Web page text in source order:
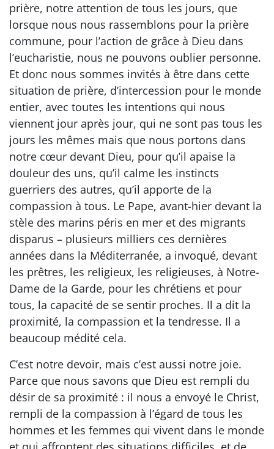
prière, notre attention de tous les jours, que
lorsque nous nous rassemblons pour la prière
commune, pour l’action de grâce à Dieu dans
l’eucharistie, nous ne pouvons oublier personne.
Et donc nous sommes invités à être dans cette
situation de prière, d’intercession pour le monde
entier, avec toutes les intentions qui nous
viennent jour après jour, qui ne sont pas tous les
jours les mêmes mais que nous portons dans
notre cœur devant Dieu, pour qu’il apaise la
douleur des uns, qu’il calme les instincts
guerriers des autres, qu’il apporte de la
compassion à tous. Le Pape, avant-hier devant la
stèle des marins péris en mer et des migrants
disparus – plusieurs milliers ces dernières
années dans la Méditerranée, a invoqué, devant
les prêtres, les religieux, les religieuses, à Notre-
Dame de la Garde, pour les chrétiens et pour
tous, la capacité de se sentir proches. Il a dit la
proximité, la compassion et la tendresse. Il a
beaucoup médité cela.
C’est notre devoir, mais c’est aussi notre joie.
Parce que nous savons que Dieu est rempli du
désir de sa proximité : il nous a envoyé le Christ,
rempli de la compassion à l’égard de tous les
hommes et les femmes qui vivent dans le monde